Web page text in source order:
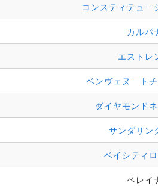
コンスティテュー
カルパ
エストレ
ベンヴェヌート
ダイヤモンド
サンダリン
ベイシティ
ベレイ